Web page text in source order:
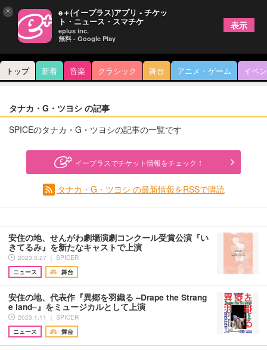
トップ 新着 音楽 クラシック 舞台 アニメ・ゲーム イベ
タナカ・G・ツヨシ の記事
SPICEのタナカ・G・ツヨシの記事の一覧です
イープラスでチケット情報をチェック！
タナカ・G・ツヨシ の最新情報をRSSで購読
安住の地、せんがわ劇場演劇コンクール受賞公演『い
きてるみ』を新たなキャストで上演
2023.3.27 ｜ SPICER
ニュース
舞台
安住の地、代表作『異郷を羽織る –Drape the Strang
e land–』をミュージカルとして上演
2023.1.11 ｜ SPICER
ニュース
舞台
× e＋(イープラス)アプリ - チケッ
ト・ニュース・スマチケ
eplus inc.
無料 - Google Play
表示